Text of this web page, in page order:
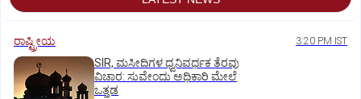
ರಾಷ್ಟ್ರೀಯ 3:20 PM IST
SIR, ಮಸೀದಿಗಳ ಧ್ವನಿವರ್ಧಕ ತೆರವು
ವಿಚಾರ: ಸುವೇಂದು ಅಧಿಕಾರಿ ಮೇಲೆ
ಒತ್ತಡ